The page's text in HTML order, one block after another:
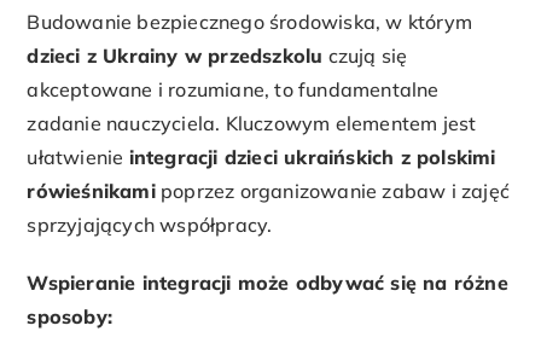
Budowanie bezpiecznego środowiska, w którym
dzieci z Ukrainy w przedszkolu czują się
akceptowane i rozumiane, to fundamentalne
zadanie nauczyciela. Kluczowym elementem jest
ułatwienie integracji dzieci ukraińskich z polskimi
rówieśnikamipoprzez organizowanie zabaw i zajęć
sprzyjających współpracy.
Wspieranie integracji może odbywać się na różne
sposoby: